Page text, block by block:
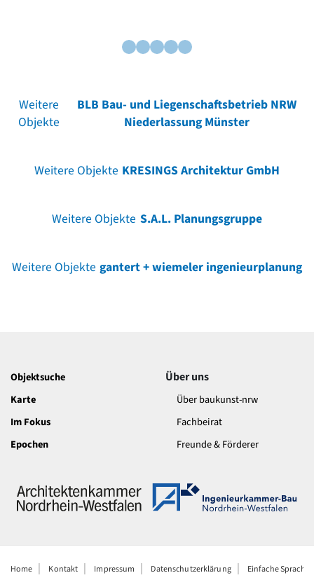
Weitere
Objekte
BLB Bau- und Liegenschaftsbetrieb NRW
Niederlassung Münster
Weitere Objekte KRESINGS Architektur GmbH
Weitere Objekte S.A.L. Planungsgruppe
Weitere Objekte gantert + wiemeler ingenieurplanung
Objektsuche
Karte
Im Fokus
Epochen
Über uns
Über baukunst-nrw
Fachbeirat
Freunde & Förderer
Home Kontakt Impressum Datenschutzerklärung Einfache Sprache